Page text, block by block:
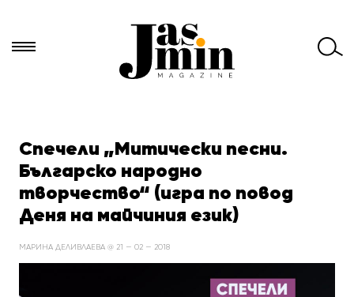
за:Спечели „Митически песни.
Българско народно
творчество“ (игра по повод
Деня на майчиния език)
МАРИНА ДЕЛИВЛАЕВА @ 21 — 02 — 2018